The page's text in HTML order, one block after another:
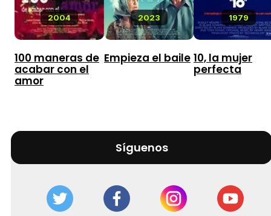
2004
100 maneras de
acabar con el
amor
2023
Empieza el baile
1979
10, la mujer
perfecta
Síguenos